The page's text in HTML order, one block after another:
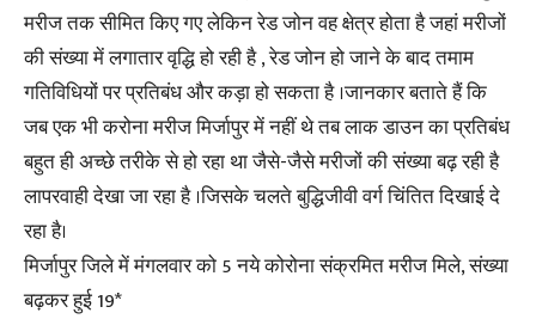
मरीज तक सीमित किए गए लेकिन रेड जोन वह क्षेत्र होता है जहां मरीजों
की संख्या में लगातार वृद्धि हो रही है , रेड जोन हो जाने के बाद तमाम
गतिविधियों पर प्रतिबंध और कड़ा हो सकता है ।जानकार बताते हैं कि
जब एक भी करोना मरीज मिर्जापुर में नहीं थे तब लाक डाउन का प्रतिबंध
बहुत ही अच्छे तरीके से हो रहा था जैसे-जैसे मरीजों की संख्या बढ़ रही है
लापरवाही देखा जा रहा है ।जिसके चलते बुद्धिजीवी वर्ग चिंतित दिखाई दे
रहा है।
मिर्जापुर जिले में मंगलवार को 5 नये कोरोना संक्रमित मरीज मिले, संख्या
बढ़कर हुई 19*